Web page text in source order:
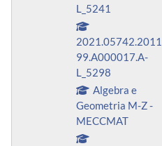
L_5241
2021.05742.2011.
99.A000017.A-
L_5298
Algebra e
Geometria M-Z -
MECCMAT